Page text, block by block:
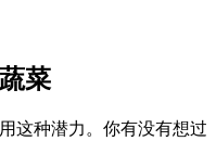
菜
这种潜力。你有没有想过